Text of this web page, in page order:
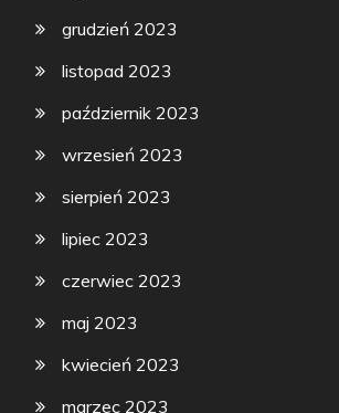
grudzień 2023
listopad 2023
październik 2023
wrzesień 2023
sierpień 2023
lipiec 2023
czerwiec 2023
maj 2023
kwiecień 2023
marzec 2023